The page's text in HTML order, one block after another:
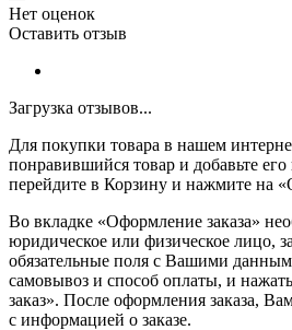
Нет оценок
Оставить отзыв
Загрузка отзывов...
Для покупки товара в нашем
понравившийся товар и добавьте его
перейдите в Корзину и нажмите на
Во вкладке «Оформление заказа»
юридическое или физическое лицо,
обязательные поля с Вашими
самовывоз и способ оплаты, и
заказ». После оформления заказа,
с информацией о заказе.